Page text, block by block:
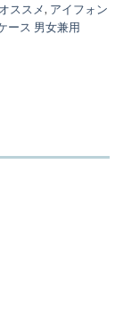
ススメ, アイフォン
ース 男女兼用